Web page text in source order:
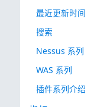
最近更新时间
搜索
Nessus 系列
WAS 系列
插件系列介绍